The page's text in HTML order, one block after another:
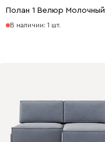
Полан 1 Велюр Молочный
В наличии: 1 шт.